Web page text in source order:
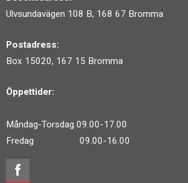
Ulvsundavägen 108 B, 168 67 Bromma
Postadress:
Box 15020, 167 15 Bromma
Öppettider:
Måndag-Torsdag 09.00-17.00
Fredag 09.00-16.00